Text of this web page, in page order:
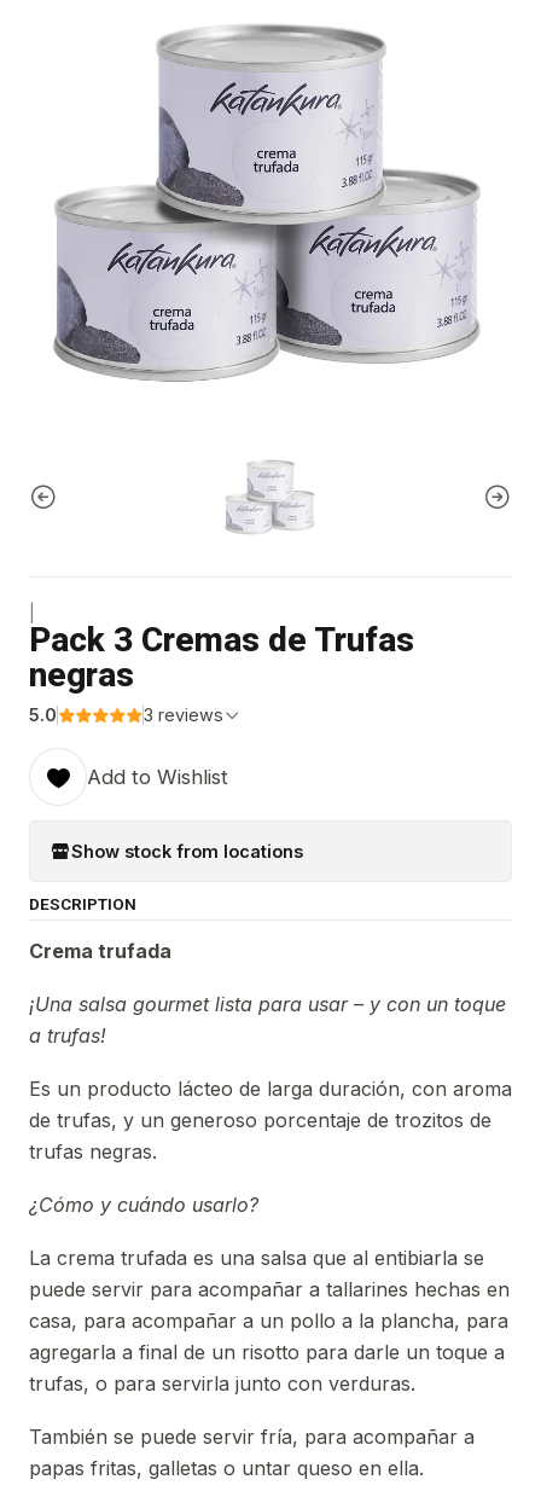
Pack 3 Cremas de Trufas
negras
5.0 3 reviews
Add to Wishlist
Show stock from locations
DESCRIPTION
Crema trufada
¡Una salsa gourmet lista para usar – y con un toque
a trufas!
Es un producto lácteo de larga duración, con aroma
de trufas, y un generoso porcentaje de trozitos de
trufas negras.
¿Cómo y cuándo usarlo?
La crema trufada es una salsa que al entibiarla se
puede servir para acompañar a tallarines hechas en
casa, para acompañar a un pollo a la plancha, para
agregarla a final de un risotto para darle un toque a
trufas, o para servirla junto con verduras.
También se puede servir fría, para acompañar a
papas fritas, galletas o untar queso en ella.